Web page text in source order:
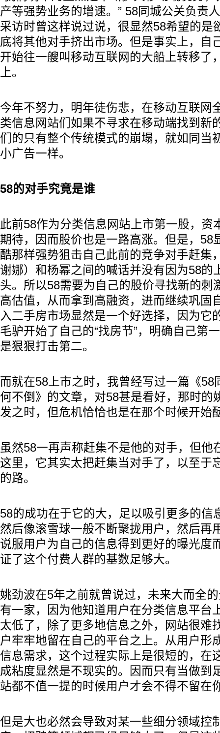
产等强势业务的增速。” 58同城公关负责
采访时曾这样说过说，很显然58希望的是
底将其他对手挤出市场。但是事实上，自
开始往一艘叫移动互联网的大船上转移了
上。
今年不努力，明年徒伤悲，在移动互联网
类信息网站们如果不寻求在移动端找到新
们的只有整个传统模式的崩塌，就如同当
小广告一样。
58的对手究竟是谁
此前58作为分类信息网站上市第一股，资
期待，因而股价也是一路高涨。但是，58
酷那样强势狙击自己此前的竞争对手赶集
谢娜）和杨幂之间的喊话并没有因为58的
头。所以58需要为自己的股价寻找新的刺
高估值，从而拿到高融资，进而继续巩固
入二手房市场显然是一个好选择，因为它
毛驴开始了自己的“找房节”，明确自己第
是狠狠打击第二。
而就在58上市之时，我曾经写过一篇《58
何不倒》的文章，对58甚是看好，那时的
发之时，但危机恰恰也是在那个时候开始
虽然58一再声称赶集不是他的对手，但他
这里，它其实太把赶集当对手了，以至于
的路。
58的成功在于它的大，足以吸引更多的信
然后像滚雪球一般不断聚拢用户，然后再
说服用户为自己的信息得到更好的曝光度
证了这个付费人群的基数足够大。
姚劲波在5年之前就曾说过，未来大而全
有一家，因为他知道用户在分类信息平台
太低了，除了更多地信息之外，网站很难
户牢牢地留在自己的平台之上。从用户形
信息需求，这个过程实际上是很短的，在
成粘度显然是不现实的。因而只有当做到
站都不值一提的时候用户才会不得不留在
但是大也必然会导致对某一些细分领域控